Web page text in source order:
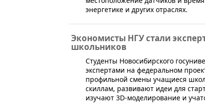
энергетике и других отраслях.
Экономисты НГУ стали
школьников
​Студенты Новосибирского
экспертами на федеральном
профильной смены учащиеся
скиллам, развивают идеи для
изучают 3D-моделирование и